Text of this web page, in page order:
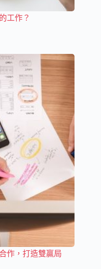
工作？
作，打造雙贏局